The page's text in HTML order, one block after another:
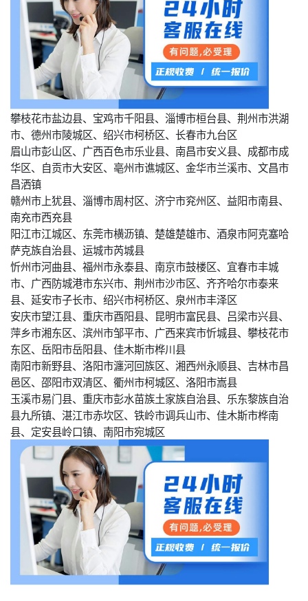
攀枝花市盐边县、宝鸡市千阳县、淄博市桓台县、荆州市洪湖
市、德州市陵城区、绍兴市柯桥区、长春市九台区
眉山市彭山区、广西百色市乐业县、南昌市安义县、成都市成
华区、自贡市大安区、亳州市谯城区、金华市兰溪市、文昌市
昌洒镇
赣州市上犹县、淄博市周村区、济宁市兖州区、益阳市南县、
南充市西充县
阳江市江城区、东莞市横沥镇、楚雄楚雄市、酒泉市阿克塞哈
萨克族自治县、运城市芮城县
忻州市河曲县、福州市永泰县、南京市鼓楼区、宜春市丰城
市、广西防城港市东兴市、荆州市沙市区、齐齐哈尔市泰来
县、延安市子长市、绍兴市柯桥区、泉州市丰泽区
安庆市望江县、重庆市酉阳县、昆明市富民县、吕梁市兴县、
萍乡市湘东区、滨州市邹平市、广西来宾市忻城县、攀枝花市
东区、岳阳市岳阳县、佳木斯市桦川县
南阳市新野县、洛阳市瀍河回族区、湘西州永顺县、吉林市昌
邑区、邵阳市双清区、衢州市柯城区、洛阳市嵩县
玉溪市易门县、重庆市彭水苗族土家族自治县、乐东黎族自治
县九所镇、湛江市赤坎区、铁岭市调兵山市、佳木斯市桦南
县、定安县岭口镇、南阳市宛城区